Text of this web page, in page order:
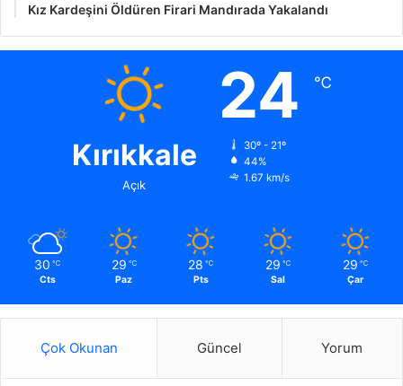
Kız Kardeşini Öldüren Firari Mandırada Yakalandı
Kırıkkale
Açık
24 ℃
30º - 21º
44%
1.67 km/s
30 ℃
Cts
29 ℃
Paz
28 ℃
Pts
29 ℃
Sal
29 ℃
Çar
Çok Okunan Güncel Yorum